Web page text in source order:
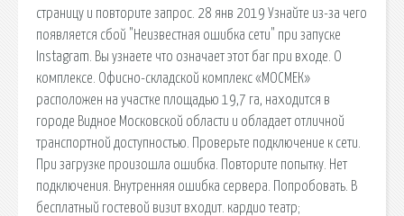
страницу и повторите запрос. 28 янв 2019 Узнайте из-за чего
появляется сбой "Неизвестная ошибка сети" при запуске
Instagram. Вы узнаете что означает этот баг при входе. О
комплексе. Офисно-складской комплекс «МОСМЕК»
расположен на участке площадью 19,7 га, находится в
городе Видное Московской области и обладает отличной
транспортной доступностью. Проверьте подключение к сети.
При загрузке произошла ошибка. Повторите попытку. Нет
подключения. Внутренняя ошибка сервера. Попробовать. В
бесплатный гостевой визит входит. кардио театр;